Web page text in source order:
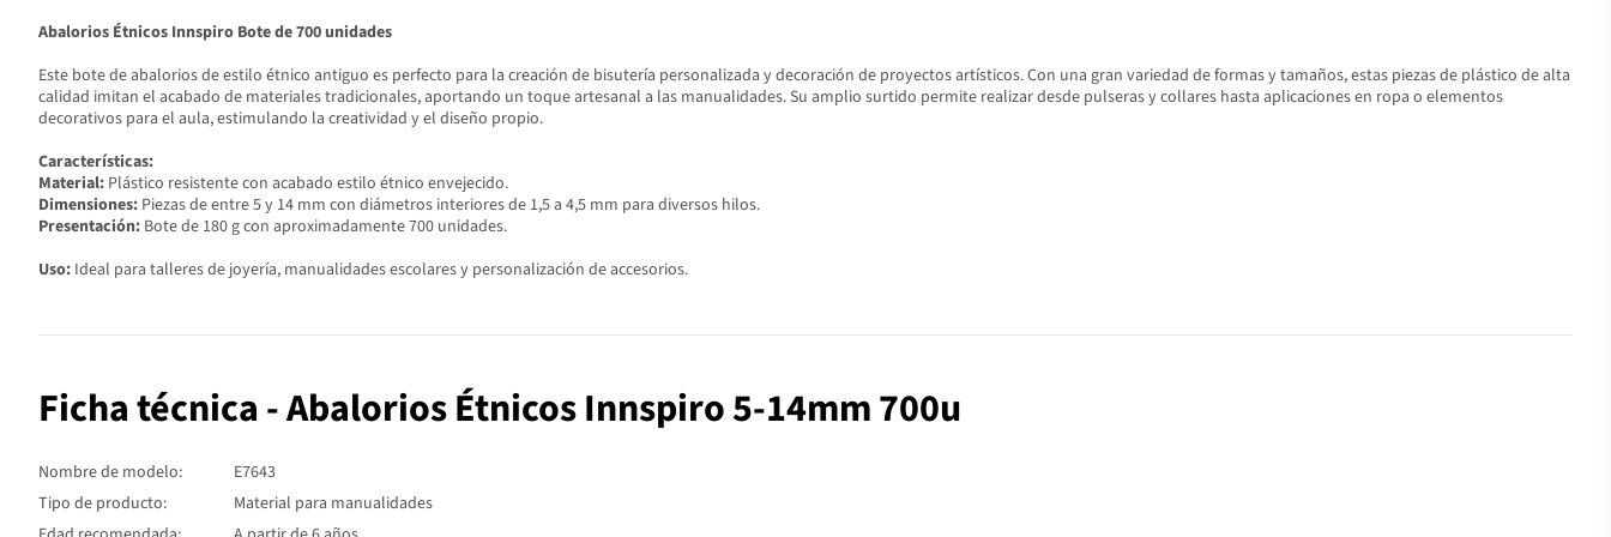
Abalorios Étnicos Innspiro Bote de 700 unidades
Este bote de abalorios de estilo étnico antiguo es perfecto para la creación de bisutería personalizada y decoración de proyectos artísticos. Con una gran variedad de formas y tamaños, estas piezas de plástico de alta
calidad imitan el acabado de materiales tradicionales, aportando un toque artesanal a las manualidades. Su amplio surtido permite realizar desde pulseras y collares hasta aplicaciones en ropa o elementos
decorativos para el aula, estimulando la creatividad y el diseño propio.
Características:
Material: Plástico resistente con acabado estilo étnico envejecido.
Dimensiones: Piezas de entre 5 y 14 mm con diámetros interiores de 1,5 a 4,5 mm para diversos hilos.
Presentación: Bote de 180 g con aproximadamente 700 unidades.
Uso: Ideal para talleres de joyería, manualidades escolares y personalización de accesorios.
Ficha técnica - Abalorios Étnicos Innspiro 5-14mm 700u
Nombre de modelo:
E7643
Tipo de producto:
Material para manualidades